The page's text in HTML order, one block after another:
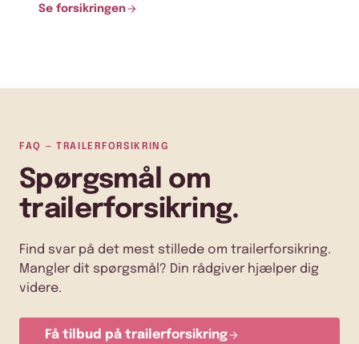
Se forsikringen
FAQ — TRAILERFORSIKRING
Spørgsmål om
trailerforsikring.
Find svar på det mest stillede om trailerforsikring.
Mangler dit spørgsmål? Din rådgiver hjælper dig
videre.
Få tilbud på trailerforsikring